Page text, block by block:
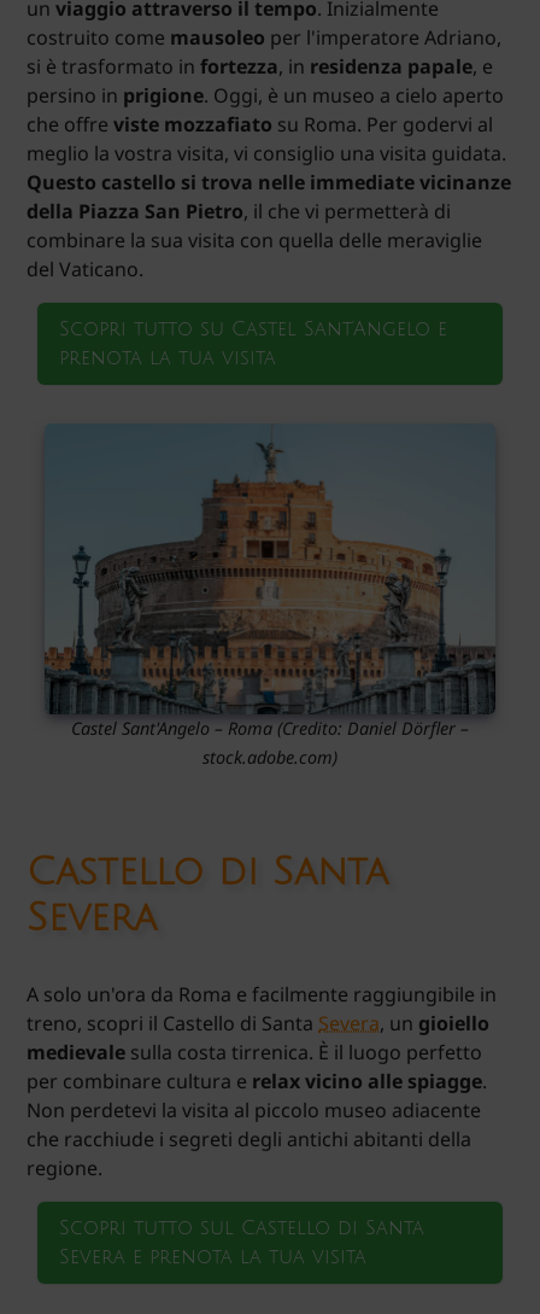
unviaggio attraverso il tempo. Inizialmente
costruito come mausoleo per l'imperatore Adriano,
si è trasformato infortezza, in residenza papale, e
persino in prigione. Oggi, è un museo a cielo aperto
che offreviste mozzafiato su Roma. Per godervi al
meglio la vostra visita, vi consiglio una visita guidata.
Questo castello si trova nelle immediate vicinanze
della Piazza San Pietro, il che vi permetterà di
combinare la sua visita con quella delle meraviglie
del Vaticano.
Scopri tutto su Castel Sant'Angelo e
prenota la tua visita
Castel Sant'Angelo – Roma (Credito: Daniel Dörfler –
stock.adobe.com)
Castello di Santa
Severa
A solo un'ora da Roma e facilmente raggiungibile in
treno, scopri il Castello di SantaSevera, un gioiello
medievale sulla costa tirrenica. È il luogo perfetto
per combinare cultura e relax vicino alle spiagge.
Non perdetevi la visita al piccolo museo adiacente
che racchiude i segreti degli antichi abitanti della
regione.
Scopri tutto sul Castello di Santa
Severa e prenota la tua visita